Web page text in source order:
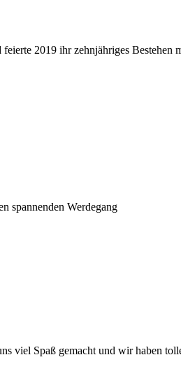
2019 ihr zehnjähriges Bestehen
spannenden Werdegang
viel Spaß gemacht und wir haben